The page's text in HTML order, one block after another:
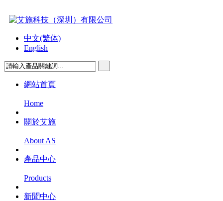
中文(繁体)
English
網站首頁
Home
關於艾施
About AS
產品中心
Products
新聞中心